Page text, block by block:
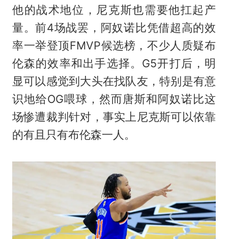
他的战术地位，尼克斯也需要他扛起产
量。前4场战罢，阿奴诺比凭借超高的效
率一举登顶FMVP候选榜，不少人质疑布
伦森的效率和出手选择。G5开打后，明
显可以感觉到大头在找队友，特别是有意
识地给OG喂球，然而唐斯和阿奴诺比这
场惨遭裁判针对，事实上尼克斯可以依靠
的有且只有布伦森一人。